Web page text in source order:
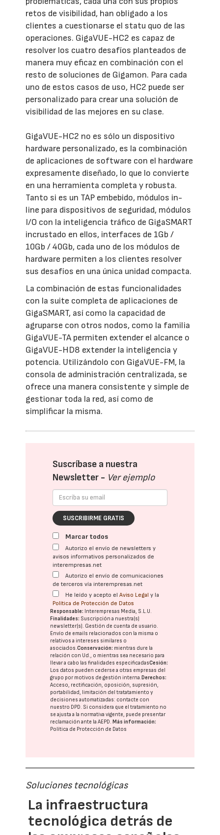
retos de visibilidad, han obligado a los
clientes a cuestionarse el statu quo de las
operaciones. GigaVUE-HC2 es capaz de
resolver los cuatro desafíos planteados de
manera muy eficaz en combinación con el
resto de soluciones de Gigamon. Para cada
uno de estos casos de uso, HC2 puede ser
personalizado para crear una solución de
visibilidad de las mejores en su clase.
GigaVUE-HC2 no es sólo un dispositivo
hardware personalizado, es la combinación
de aplicaciones de software con el hardware
expresamente diseñado, lo que lo convierte
en una herramienta completa y robusta.
Tanto si es un TAP embebido, módulos in-
line para dispositivos de seguridad, módulos
I/O con la inteligencia tráfico de GigaSMART
incrustado en ellos, interfaces de 1Gb /
10Gb / 40Gb, cada uno de los módulos de
hardware permiten a los clientes resolver
sus desafíos en una única unidad compacta.
La combinación de estas funcionalidades
con la suite completa de aplicaciones de
GigaSMART, así como la capacidad de
agruparse con otros nodos, como la familia
GigaVUE-TA permiten extender el alcance o
GigaVUE-HD8 extender la inteligencia y
potencia. Utilizándolo con GigaVUE-FM, la
consola de administración centralizada, se
ofrece una manera consistente y simple de
gestionar toda la red, así como de
simplificar la misma.
Suscríbase a nuestra
Newsletter - Ver ejemplo
SUSCRIBIRME GRATIS
Marcar todos
Autorizo el envío de newsletters y
avisos informativos personalizados de
interempresas.net
Autorizo el envío de comunicaciones
de terceros vía interempresas.net
He leído y acepto elAviso Legal y la
Política de Protección de Datos
Responsable: Interempresas Media, S.L.U.
Finalidades: Suscripción a nuestra(s)
newsletter(s). Gestión de cuenta de usuario.
Envío de emails relacionados con la misma o
relativos a intereses similares o
asociados.Conservación: mientras dure la
relación con Ud., o mientras sea necesario para
llevar a cabo las finalidades especificadasCesión:
Los datos pueden cederse a otras empresas del
grupo por motivos de gestión interna.Derechos:
Acceso, rectificación, oposición, supresión,
portabilidad, limitación del tratatamiento y
decisiones automatizadas: contacte con
nuestro DPD. Si considera que el tratamiento no
se ajusta a la normativa vigente, puede presentar
reclamación ante laAEPD.Más información:
Política de Protección de Datos
Soluciones tecnológicas
La infraestructura
tecnológica detrás de